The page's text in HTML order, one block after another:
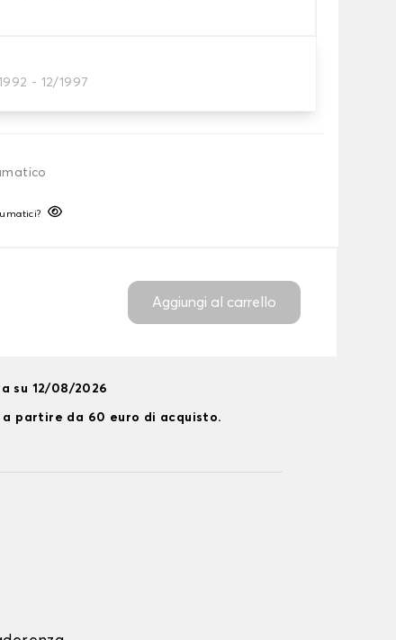
- 12/1997
alle tue necessità
Aggiungi al carrello
su 12/08/2026
partire da 60 euro di acquisto.